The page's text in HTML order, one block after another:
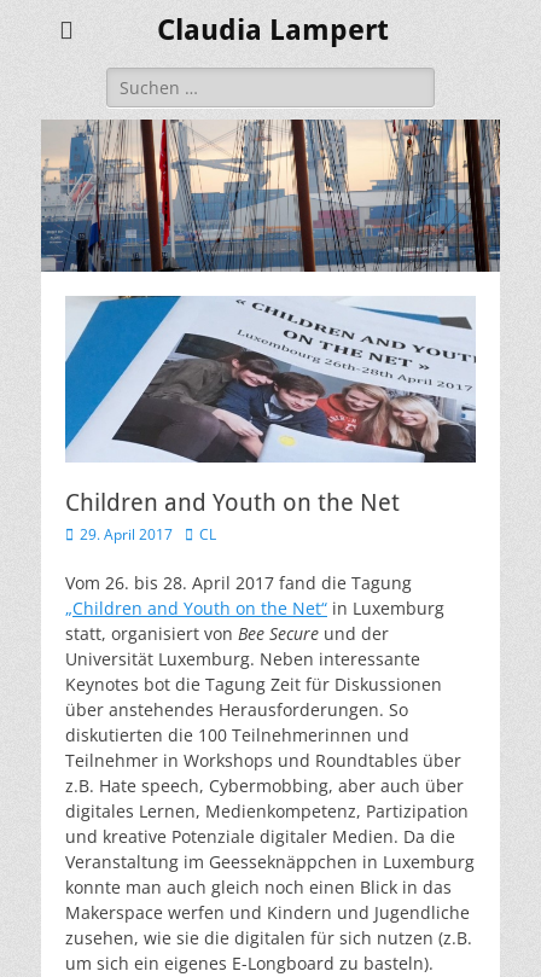
Claudia Lampert
Suchen
nach:
Children and Youth on the Net
Veröffentlicht
29. April 2017 Autor
CL
Vom 26. bis 28. April 2017 fand die Tagung
„Children and Youth on the Net“ in Luxemburg
statt, organisiert von Bee Secure und der
Universität Luxemburg. Neben interessante
Keynotes bot die Tagung Zeit für Diskussionen
über anstehendes Herausforderungen. So
diskutierten die 100 Teilnehmerinnen und
Teilnehmer in Workshops und Roundtables über
z.B. Hate speech, Cybermobbing, aber auch über
digitales Lernen, Medienkompetenz, Partizipation
und kreative Potenziale digitaler Medien. Da die
Veranstaltung im Geesseknäppchen in Luxemburg
konnte man auch gleich noch einen Blick in das
Makerspace werfen und Kindern und Jugendliche
zusehen, wie sie die digitalen für sich nutzen (z.B.
um sich ein eigenes E-Longboard zu basteln).